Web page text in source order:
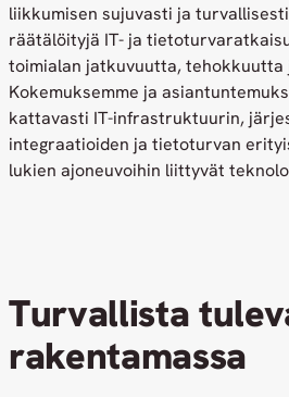
liikkumisen sujuvasti ja
räätälöityjä IT- ja
toimialan jatkuvuutta, tehokkuutta
Kokemuksemme ja
kattavasti IT-infrastruktuurin,
integraatioiden ja tietoturvan
lukien ajoneuvoihin liittyvät
Turvallista
rakentamassa